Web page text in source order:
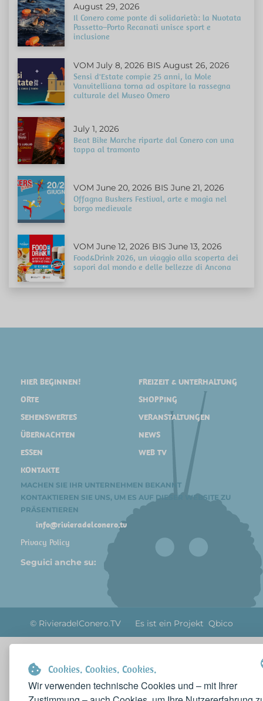
Cookies. Cookies. Cookies.
Wir verwenden technische Cookies und – mit Ihrer
August 29, 2026
Il Conero come ponte di solidarietà: la Nuotata
Passetto–Porto Recanati unisce sport e
inclusione
VOM July 8, 2026 BIS August 26, 2026
Sensi d'Estate compie 25 anni, la Mole
Vanvitelliana torna ad ospitare la rassegna
culturale del Museo Omero
July 1, 2026
Beat Bike Marche riparte dal Conero con una
tappa al tramonto
VOM June 20, 2026 BIS June 21, 2026
Offagna Buskers Festival, arte e magia nel
borgo medievale
VOM June 12, 2026 BIS June 13, 2026
Food&Drink 2026, un viaggio alla scoperta dei
sapori dal mondo e delle bellezze di Ancona
HIER BEGINNEN!
ORTE
SEHENSWERTES
ÜBERNACHTEN
ESSEN
FREIZEIT & UNTERHALTUNG
SHOPPING
VERANSTALTUNGEN
NEWS
WEB TV
KONTAKTE
MACHEN SIE IHR UNTERNEHMEN BEKANNT
KONTAKTIEREN SIE UNS, UM ES AUF DIESER WEBSITE ZU
PRÄSENTIEREN
info@rivieradelconero.tv
Privacy Policy
Seguici anche su:
© RivieradelConero.TV Es ist ein Projekt Qbico